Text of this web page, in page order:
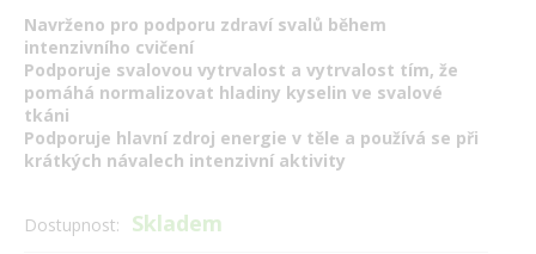
Navrženo pro podporu zdraví svalů během
intenzivního cvičení
Podporuje svalovou vytrvalost a vytrvalost tím, že
pomáhá normalizovat hladiny kyselin ve svalové
tkáni
Podporuje hlavní zdroj energie v těle a používá se při
krátkých návalech intenzivní aktivity
Dostupnost: Skladem